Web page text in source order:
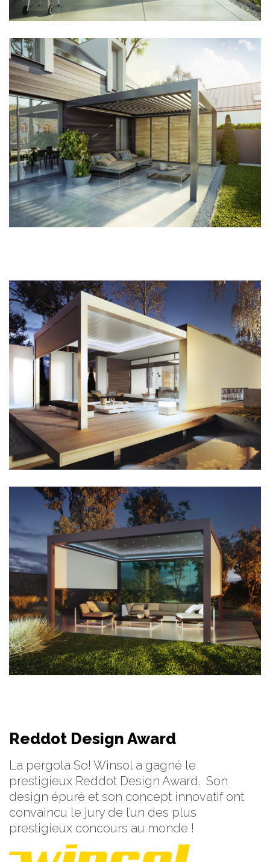
Reddot Design Award
La pergola So! Winsol a gagné le
prestigieux Reddot Design Award. Son
design épuré et son concept innovatif ont
convaincu le jury de l’un des plus
prestigieux concours au monde !